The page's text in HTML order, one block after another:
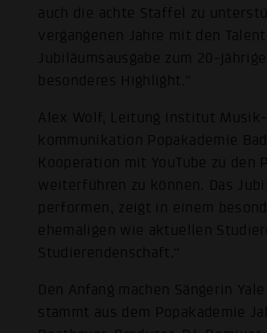
auch die achte Staffel zu
vergangenen Jahre mit den
Jubiläumsausgabe zum 20-
besonderes Highlight."
Alex Wolf, Leitung Institut
kommunikation Popakademie
Kooperation mit YouTube zu den
weiterführen zu können. Das
performen, zeigt in einem
ehemaligen wie aktuellen
Studierendenschaft.“
Den Anfang machen Sängerin
stammt aus dem Popakademie